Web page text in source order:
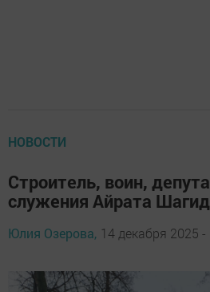
НОВОСТИ
Строитель, воин,
служения Айрата
Юлия Озерова, 14 декабря 2025 -